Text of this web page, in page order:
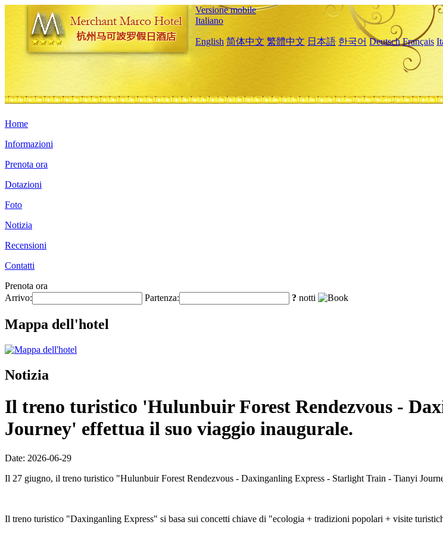
Versione mobile
Italiano
English 简体中文 繁體中文 日本語 한국어 Deutsch Français
Home
Informazioni
Prenota ora
Dotazioni
Foto
Notizia
Recensioni
Contatti
Prenota ora
Arrivo:
Partenza: ? notti
Mappa dell'hotel
Notizia
Il treno turistico 'Hulunbuir Forest Rendezvous -
Journey' effettua il suo viaggio inaugurale.
Date: 2026-06-29
Il 27 giugno, il treno turistico "Hulunbuir Forest Rendezvous - Daxinganling Express - Starlight Train - Tianyi
Il treno turistico "Daxinganling Express" si basa sui concetti chiave di "ecologia + tradizioni popolari + visite